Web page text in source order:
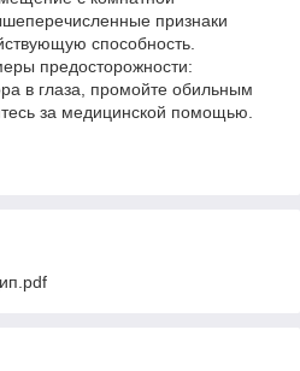
признаки
способность.
предосторожности:
в глаза, промойте обильным
за медицинской помощью.